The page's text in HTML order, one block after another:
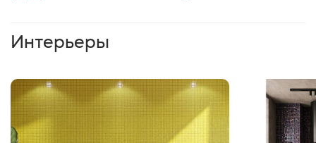
Интерьеры